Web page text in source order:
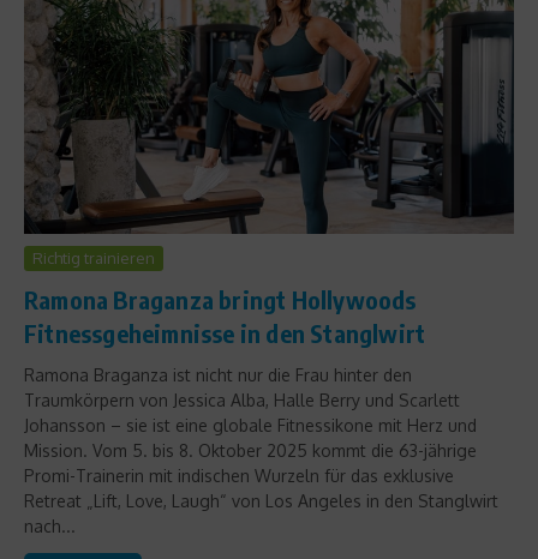
Richtig trainieren
Ramona Braganza bringt Hollywoods
Fitnessgeheimnisse in den Stanglwirt
Ramona Braganza ist nicht nur die Frau hinter den
Traumkörpern von Jessica Alba, Halle Berry und Scarlett
Johansson – sie ist eine globale Fitnessikone mit Herz und
Mission. Vom 5. bis 8. Oktober 2025 kommt die 63-jährige
Promi-Trainerin mit indischen Wurzeln für das exklusive
Retreat „Lift, Love, Laugh“ von Los Angeles in den Stanglwirt
nach...